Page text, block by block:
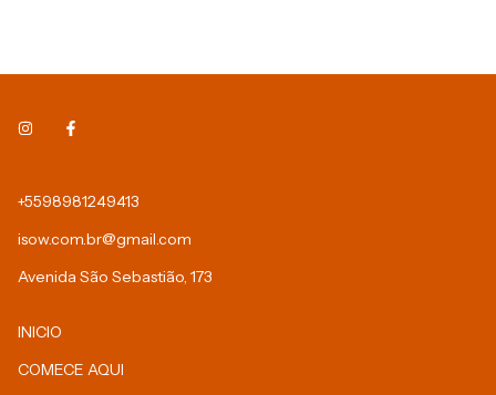
+5598981249413
isow.com.br@gmail.com
Avenida São Sebastião, 173
INICIO
COMECE AQUI